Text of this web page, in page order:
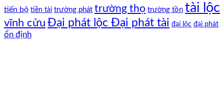
tiến bộ tiền tài trường phát trường thọ trường tồn tài lộc
vĩnh cửu Đại phát lộc Đại phát tài đại lộc đại phát
ổn định